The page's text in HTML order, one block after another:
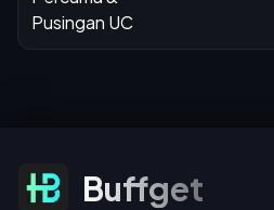
Langgan Untuk Tawaran
Buffget